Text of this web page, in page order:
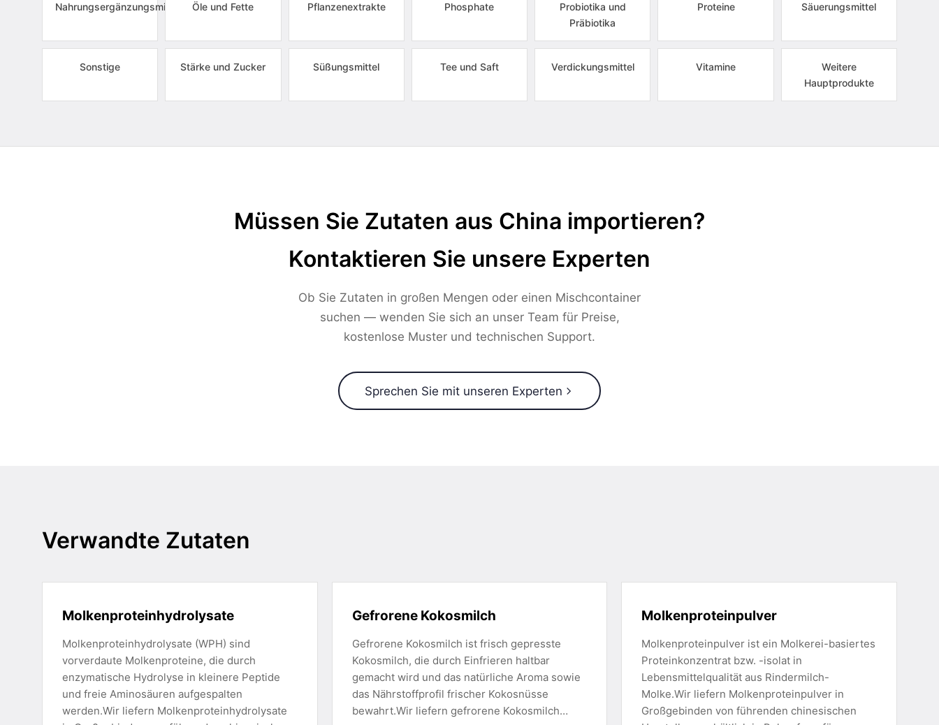
Nahrungsergänzungsmittel Öle und Fette Pflanzenextrakte Phosphate
Probiotika und
Präbiotika
Proteine Säuerungsmittel
Sonstige Stärke und Zucker Süßungsmittel Tee und Saft Verdickungsmittel Vitamine
Weitere
Hauptprodukte
Müssen Sie Zutaten aus China importieren?
Kontaktieren Sie unsere Experten
Ob Sie Zutaten in großen Mengen oder einen Mischcontainer
suchen — wenden Sie sich an unser Team für Preise,
kostenlose Muster und technischen Support.
Sprechen Sie mit unseren Experten
Verwandte Zutaten
Molkenproteinhydrolysate
Molkenproteinhydrolysate (WPH) sind
vorverdaute Molkenproteine, die durch
enzymatische Hydrolyse in kleinere Peptide
und freie Aminosäuren aufgespalten
werden.Wir liefern Molkenproteinhydrolysate
Gefrorene Kokosmilch
Gefrorene Kokosmilch ist frisch gepresste
Kokosmilch, die durch Einfrieren haltbar
gemacht wird und das natürliche Aroma sowie
das Nährstoffprofil frischer Kokosnüsse
bewahrt.Wir liefern gefrorene Kokosmilch…
Molkenproteinpulver
Molkenproteinpulver ist ein Molkerei-basiertes
Proteinkonzentrat bzw. -isolat in
Lebensmittelqualität aus Rindermilch-
Molke.Wir liefern Molkenproteinpulver in
Großgebinden von führenden chinesischen